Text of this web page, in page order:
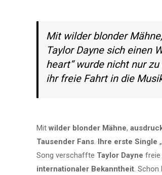
Mit wilder blonder
Taylor Dayne sich einen
heart“ wurde nicht nur
ihr freie Fahrt in die
Mit wilder blonder Mähne,
Tausender Fans. Ihre erste Single „
Song verschaffte Taylor Dayne freie
internationaler Bekanntheit. Schon